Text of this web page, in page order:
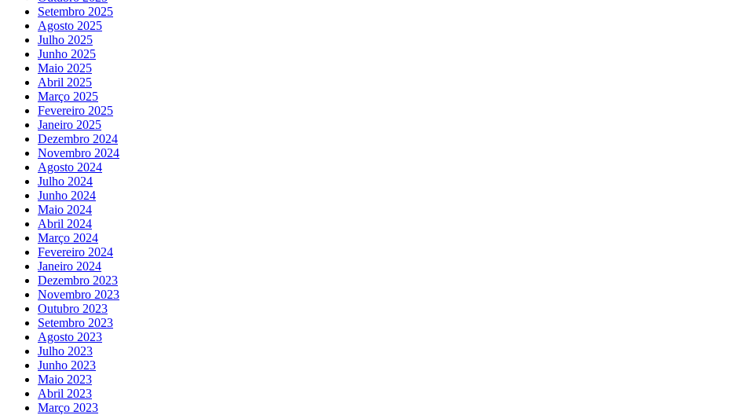
Setembro 2025
Agosto 2025
Julho 2025
Junho 2025
Maio 2025
Abril 2025
Março 2025
Fevereiro 2025
Janeiro 2025
Dezembro 2024
Novembro 2024
Agosto 2024
Julho 2024
Junho 2024
Maio 2024
Abril 2024
Março 2024
Fevereiro 2024
Janeiro 2024
Dezembro 2023
Novembro 2023
Outubro 2023
Setembro 2023
Agosto 2023
Julho 2023
Junho 2023
Maio 2023
Abril 2023
Março 2023